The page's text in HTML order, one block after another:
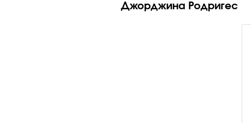
Джорджина Родригес